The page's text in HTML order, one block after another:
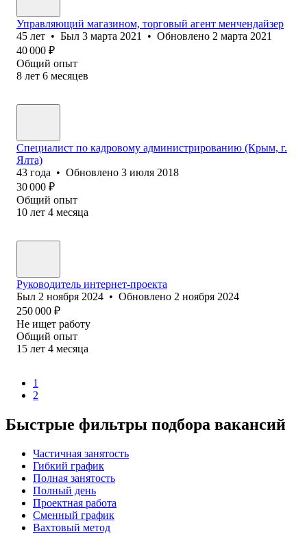
Управляющий магазином, торговый агент менчендайзер
45 лет • Был 3 марта 2021 • Обновлено 2 марта 2021
40 000 ₽
Общий опыт
8 лет 6 месяцев
Специалист по кадровому администрированию (Крым, г.
Ялта)
43 года • Обновлено 3 июля 2018
30 000 ₽
Общий опыт
10 лет 4 месяца
Руководитель интернет-проекта
Был 2 ноября 2024 • Обновлено 2 ноября 2024
250 000 ₽
Не ищет работу
Общий опыт
15 лет 4 месяца
1
2
Быстрые фильтры подбора вакансий
Частичная занятость
Гибкий график
Полная занятость
Полный день
Проектная работа
Сменный график
Вахтовый метод